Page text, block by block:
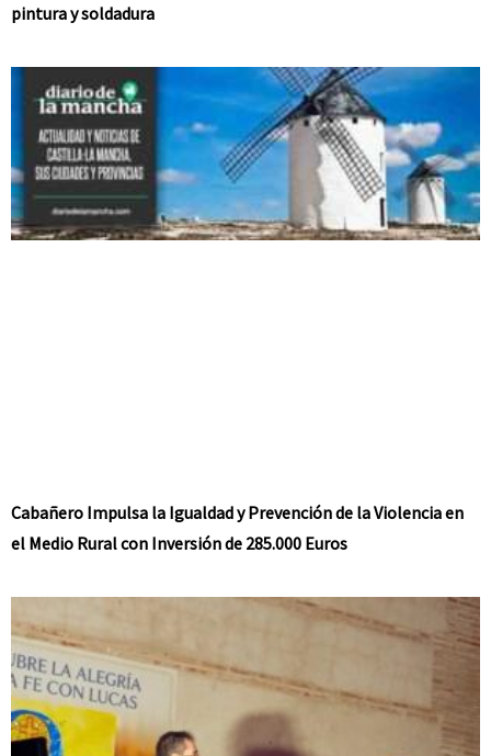
pintura y soldadura
Cabañero Impulsa la Igualdad y Prevención de la Violencia en
el Medio Rural con Inversión de 285.000 Euros